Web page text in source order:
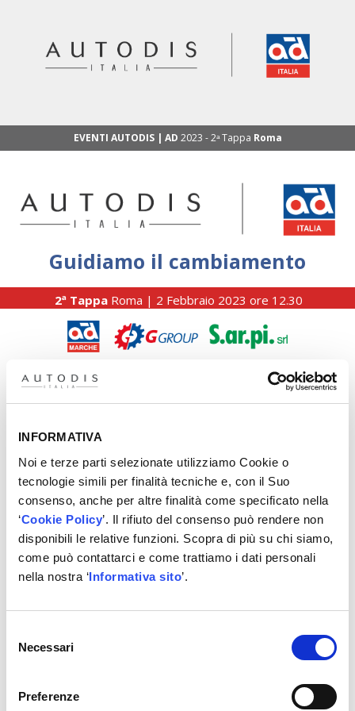
INFORMATIVA
Noi e terze parti selezionate utilizziamo Cookie o
tecnologie simili per finalità tecniche e, con il Suo
consenso, anche per altre finalità come specificato nella
‘Cookie Policy’. Il rifiuto del consenso può rendere non
disponibili le relative funzioni. Scopra di più su chi siamo,
come può contattarci e come trattiamo i dati personali
nella nostra ‘Informativa sito’.
delNecessari
Preferenze
EVENTI AUTODIS | AD 2023 - 2ᵃ Tappa Roma
Guidiamo il cambiamento
2ª Tappa Roma | 2 Febbraio 2023 ore 12.30
Gentile
grazie per la tua partecipazione!